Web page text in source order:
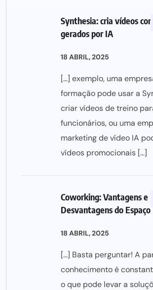
Synthesia: cria vídeos
gerados por IA
18 ABRIL, 2025
[…] exemplo, uma
formação pode usar a
criar vídeos de treino
funcionários, ou uma
marketing de vídeo IA
vídeos promocionais […]
Coworking: Vantagens e
Desvantagens do
18 ABRIL, 2025
[…] Basta perguntar! A
conhecimento é
o que pode levar a